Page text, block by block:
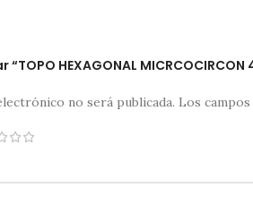
HEXAGONAL MICRCOCIRCON
no será publicada. Los